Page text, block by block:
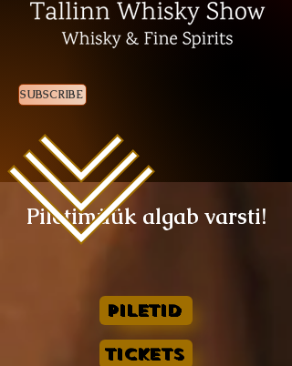
SUBSCRIBE
Piletimüük algab varsti!
Piletid
Tickets